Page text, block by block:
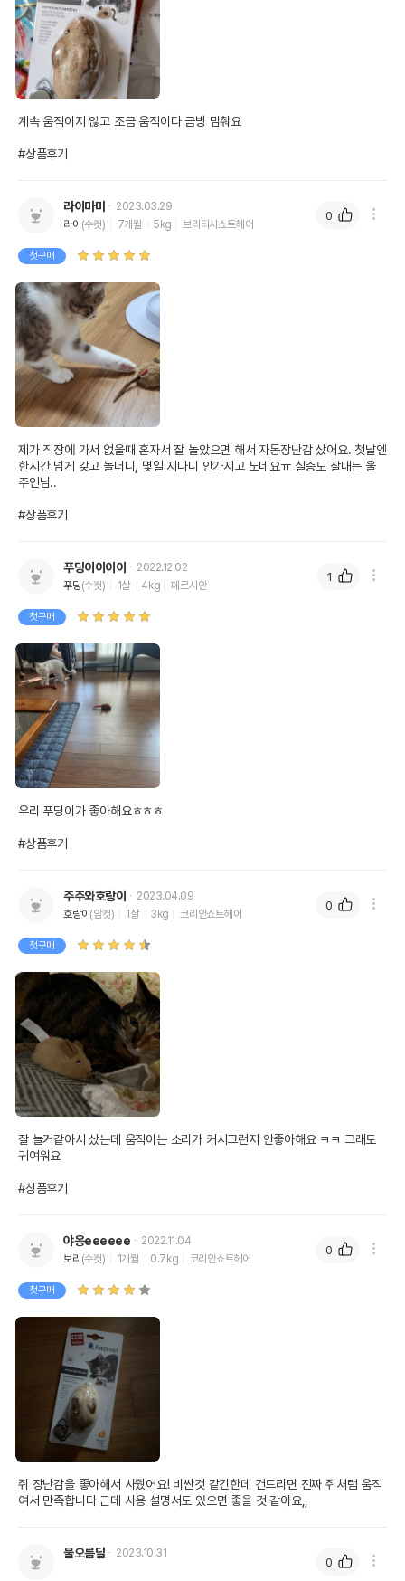
계속 움직이지 않고 조금 움직이다 금방 멈춰요
#상품후기
라이마미
2023.03.29
라이 (수컷) 7개월 5kg 브리티시쇼트헤어
첫구매
제가 직장에 가서 없을때 혼자서 잘 놀았으면 해서 자동장난감 샀어요. 첫날엔
한시간 넘게 갖고 놀더니, 몇일 지나니 안가지고 노네요ㅠ 실증도 잘내는 울
주인님..
#상품후기
0
푸딩이이이이
2022.12.02
푸딩(수컷) 1살 4kg 페르시안
첫구매
우리 푸딩이가 좋아해요ㅎㅎㅎ
#상품후기
1
주주와호랑이
2023.04.09
호랑이 (암컷) 1살 3kg 코리안쇼트헤어
첫구매
잘 놀거같아서 샀는데 움직이는 소리가 커서그런지 안좋아해요 ㅋㅋ 그래도
귀여워요
#상품후기
0
야옹eeeeee
2022.11.04
보리 (수컷) 1개월 0.7kg 코리안쇼트헤어
첫구매
쥐 장난감을 좋아해서 사줬어요! 비싼것 같긴한데 건드리면 진짜 쥐처럼 움직
여서 만족합니다 근데 사용 설명서도 있으면 좋을 것 같아요,,
0
물오름달 2023.10.31
0